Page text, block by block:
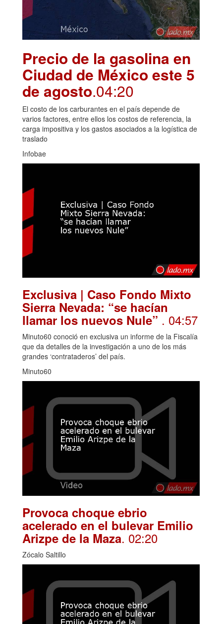
Precio de la gasolina en
Ciudad de México este 5
de agosto.04:20
El costo de los carburantes en el país depende de
varios factores, entre ellos los costos de referencia, la
carga impositiva y los gastos asociados a la logística de
traslado
Infobae
Exclusiva | Caso Fondo Mixto
Sierra Nevada: “se hacían
llamar los nuevos Nule” . 04:57
Minuto60 conoció en exclusiva un informe de la Fiscalía
que da detalles de la investigación a uno de los más
grandes ‘contrataderos’ del país.
Minuto60
Provoca choque ebrio
acelerado en el bulevar Emilio
Arizpe de la Maza. 02:20
Zócalo Saltillo